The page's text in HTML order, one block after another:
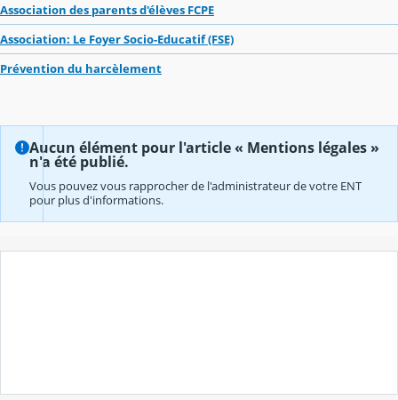
Association des parents d'élèves FCPE
Association: Le Foyer Socio-Educatif (FSE)
Prévention du harcèlement
Aucun élément pour l'article « Mentions légales »
n'a été publié.
Vous pouvez vous rapprocher de l'administrateur de votre ENT
pour plus d'informations.